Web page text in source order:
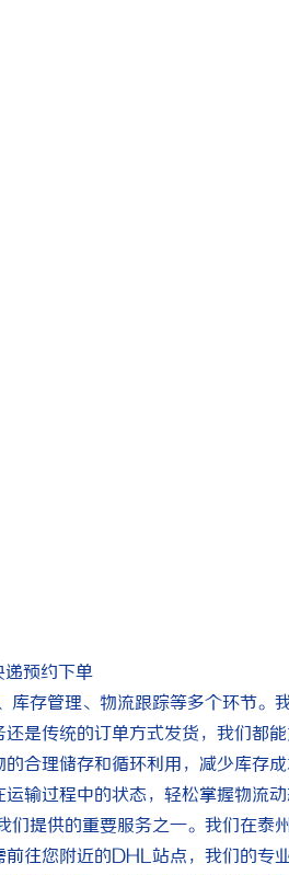
预约下单
存管理、物流跟踪等多个环节。
是传统的订单方式发货，我们都
合理储存和循环利用，减少库存
输过程中的状态，轻松掌握物流动
提供的重要服务之一。我们在泰
往您附近的DHL站点，我们的专